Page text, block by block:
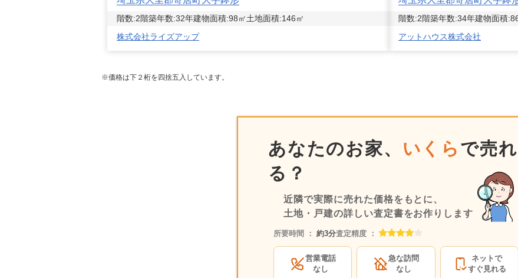
階数:2階築年数:32年建物面積:98㎡土地面積:146㎡
株式会社ライズアップ
階数:2階築年数:34年建物面積:
アットハウス株式会社
※価格は下２桁を四捨五入しています。
あなたのお家、 いくら で売れ
る？
近隣で実際に売れた価格をもとに、
土地・戸建の詳しい査定書をお作りします
所要時間 ： 約3分査定精度 ：
営業電話
なし
急な訪問
なし
ネットで
すぐ見れる